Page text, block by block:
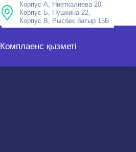
Корпус А, Ниеткалиева 20
Корпус Б, Пушкина 22,
Корпус В, Рысбек батыр 15Б
Комплаенс қызметі